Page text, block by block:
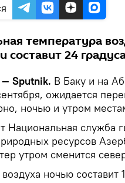
температура
составит 24
— Sputnik. В Баку и на
ожидается
ночью и утром
Национальная служба
ресурсов
утром сменится
ночью